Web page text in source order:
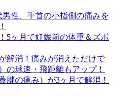
性、手首の小指側の痛みを
5ヶ月で妊娠前の体重＆ズボ
解消！痛みが消えただけで
の球速・飛距離もアップ！
腱の痛み）が3ヶ月で解消！